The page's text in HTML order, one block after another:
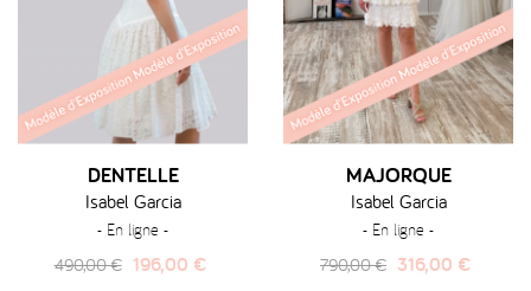
DENTELLE
Isabel Garcia
- En ligne -
Prix
490,00 € Prix
196,00 €
MAJORQUE
Isabel Garcia
- En ligne -
Prix
790,00 € Prix
316,00 €